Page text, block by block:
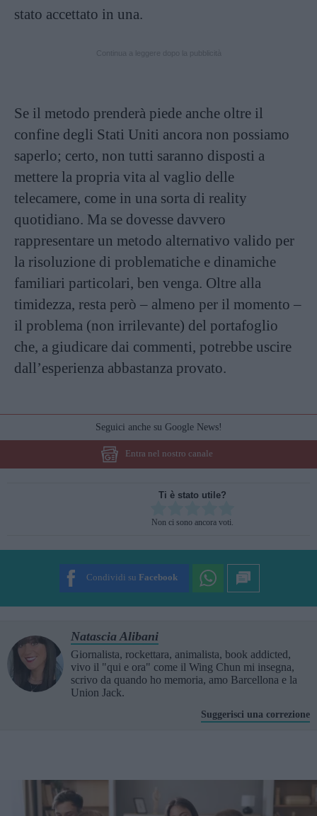
stato accettato in una.
Se il metodo prenderà piede anche oltre il
confine degli Stati Uniti ancora non possiamo
saperlo; certo, non tutti saranno disposti a
mettere la propria vita al vaglio delle
telecamere, come in una sorta di reality
quotidiano. Ma se dovesse davvero
rappresentare un metodo alternativo valido per
la risoluzione di problematiche e dinamiche
familiari particolari, ben venga. Oltre alla
timidezza, resta però – almeno per il momento –
il problema (non irrilevante) del portafoglio
che, a giudicare dai commenti, potrebbe uscire
dall’esperienza abbastanza provato.
Seguici anche su Google News!
Entra nel nostro canale
Ti è stato utile?
Non ci sono ancora voti.
Condividi su Facebook
Natascia Alibani
Giornalista, rockettara, animalista, book addicted,
vivo il "qui e ora" come il Wing Chun mi insegna,
scrivo da quando ho memoria, amo Barcellona e la
Union Jack.
Suggerisci una correzione